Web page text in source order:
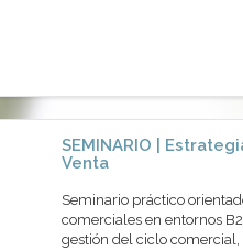
SEMINARIO |
Venta
Seminario práctico
comerciales en entornos
gestión del ciclo